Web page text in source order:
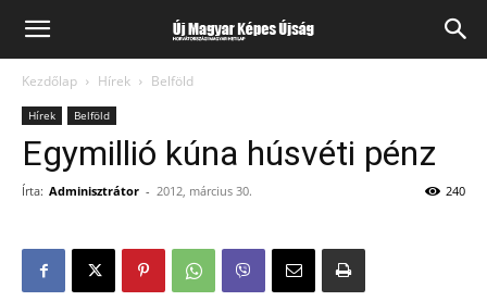
Kezdőlap Hírek Belföld
Hírek Belföld
Egymillió kúna húsvéti pénz
Írta: Adminisztrátor - 2012, március 30. 240